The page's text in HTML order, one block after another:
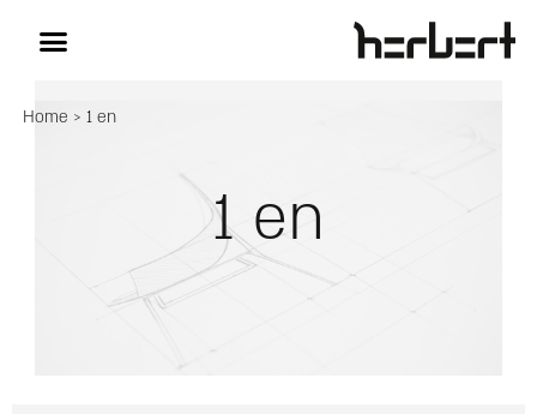
Home > 1 en
1 en